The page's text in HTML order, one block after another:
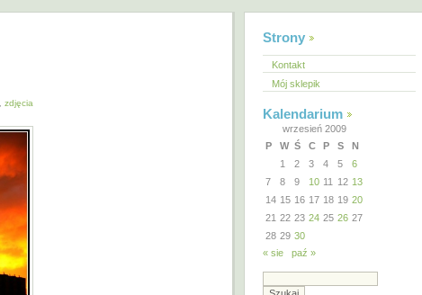
zdjęcia
Strony
Kontakt
Mój sklepik
Kalendarium
wrzesień 2009
P
W Ś C P S
N
1
2 3 4 5
6
7
8 9 10 11 12 13
14 15 16 17 18 19 20
21 22 23 24 25 26 27
28 29 30
« sie
paź »